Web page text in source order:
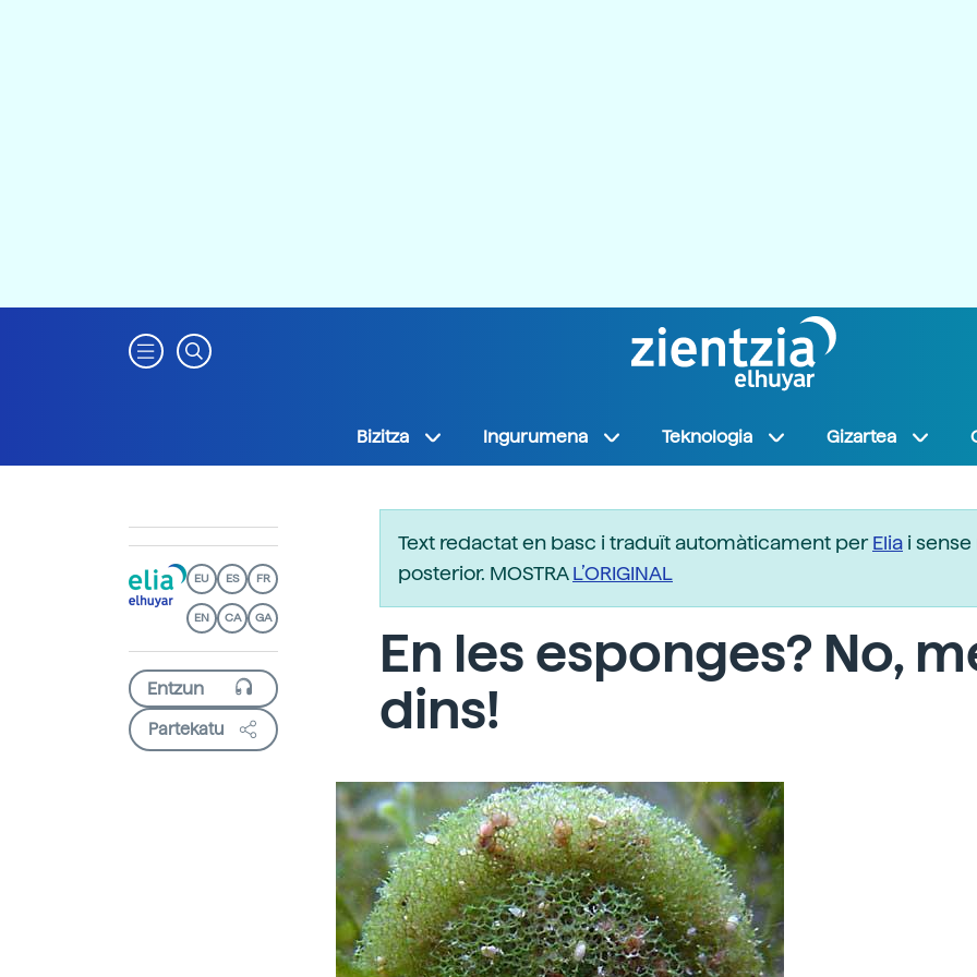
Bizitza Ingurumena Teknologia Gizartea
EU ES FR
EN CA GA
Partekatu
Text redactat en basc i traduït automàticament perElia i
posterior. MOSTRAL’ORIGINAL
En les esponges? No,
dins!